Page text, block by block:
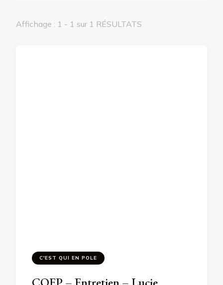
Affichage : 1 - 1 sur 1 RÉSULTATS
C'EST QUI EN POLE